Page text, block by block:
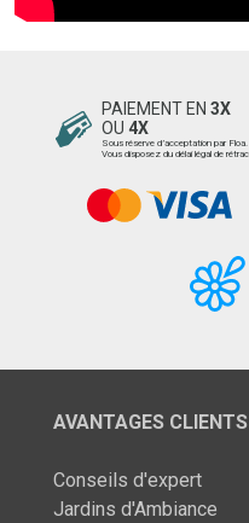
PAIEMENT EN 3X
OU 4X
Sous réserve d’acceptation par Floa.
Vous disposez du délai légal de
AVANTAGES CLIENTS
Conseils d'expert
Jardins d'Ambiance